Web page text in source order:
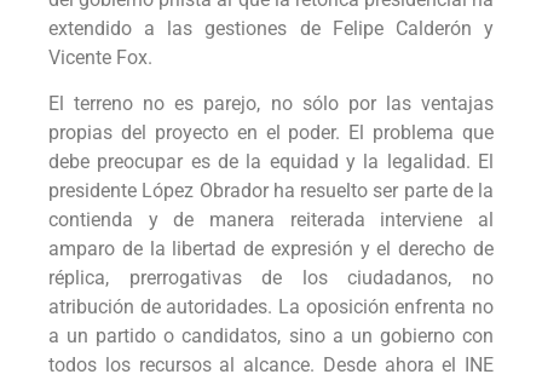
extendido a las gestiones de Felipe Calderón y
Vicente Fox.
El terreno no es parejo, no sólo por las ventajas
propias del proyecto en el poder. El problema que
debe preocupar es de la equidad y la legalidad. El
presidente López Obrador ha resuelto ser parte de la
contienda y de manera reiterada interviene al
amparo de la libertad de expresión y el derecho de
réplica, prerrogativas de los ciudadanos, no
atribución de autoridades. La oposición enfrenta no
a un partido o candidatos, sino a un gobierno con
todos los recursos al alcance. Desde ahora el INE